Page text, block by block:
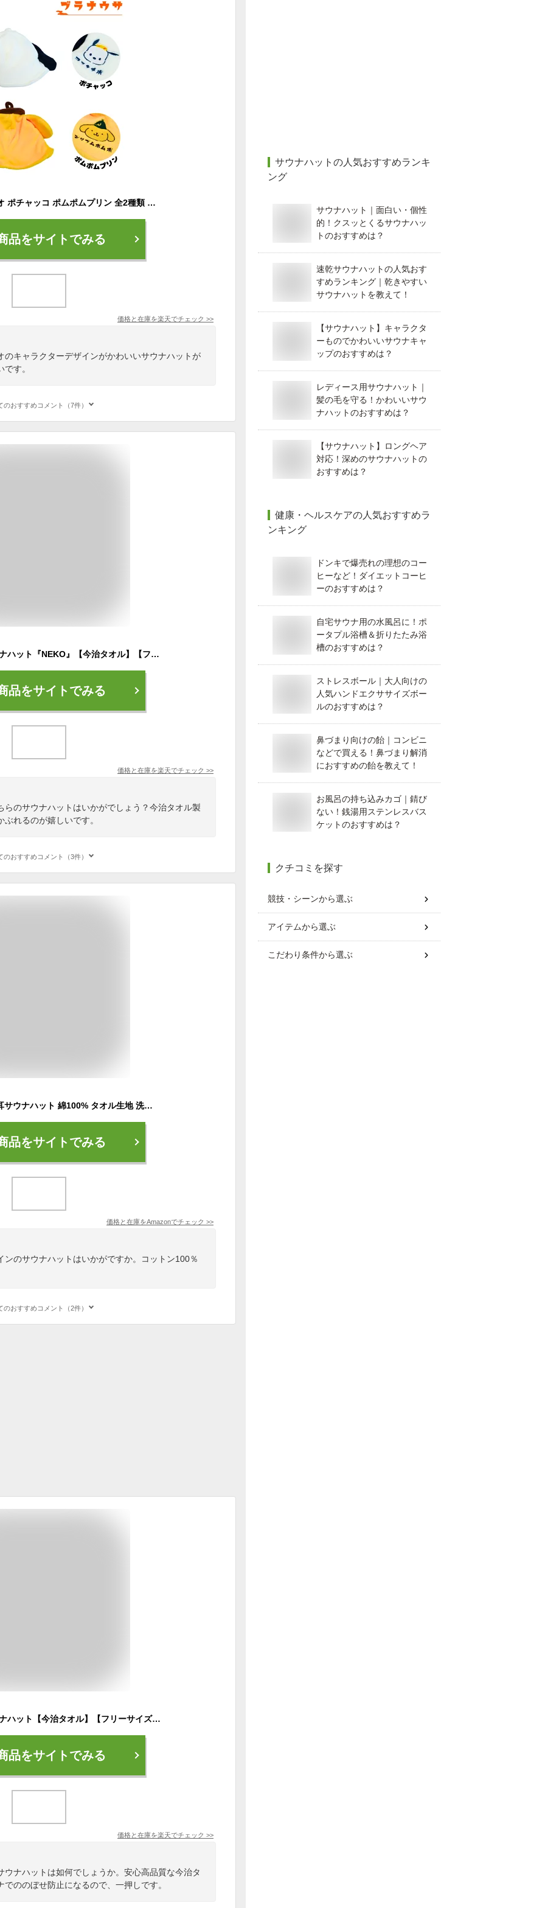
サウナハット サンリオ ポチャッコ ポムポムプリン 全2種類 サウナ キャップ サウナラブ キャラクター グッズ
品をサイトでみる
価格と在庫を楽天でチェック >>
のキャラクターデザインがかわいいサウナハットが
す。
のおすすめコメント（7件）
サウニャー×今治サウナハット『NEKO』【今治タオル】【フリーサイズ】【コンテックス社製】
品をサイトでみる
価格と在庫を楽天でチェック >>
らのサウナハットはいかがでしょう？今治タオル製
れるのが嬉しいです。
のおすすめコメント（3件）
【SENFINITY】くま耳サウナハット 綿100% タオル生地 洗濯機で洗える レディース メンズ サウナマット付き (グレージュ)
品をサイトでみる
価格と在庫をAmazonでチェック >>
ンのサウナハットはいかがですか。コットン100％
のおすすめコメント（2件）
サウニャー×今治サウナハット【今治タオル】【フリーサイズ】【コンテックス社製】
品をサイトでみる
価格と在庫を楽天でチェック >>
ナハットは如何でしょうか。安心高品質な今治タ
ののぼせ防止になるので、一押しです。
サウナハット の人気おすすめランキ
ング
サウナハット｜面白い・個性
的！クスッとくるサウナハッ
トのおすすめは？
速乾サウナハットの人気おす
すめランキング｜乾きやすい
サウナハットを教えて！
【サウナハット】キャラクタ
ーものでかわいいサウナキャ
ップのおすすめは？
レディース用サウナハット｜
髪の毛を守る！かわいいサウ
ナハットのおすすめは？
【サウナハット】ロングヘア
対応！深めのサウナハットの
おすすめは？
健康・ヘルスケアの人気おすすめラ
ンキング
ドンキで爆売れの理想のコー
ヒーなど！ダイエットコーヒ
ーのおすすめは？
自宅サウナ用の水風呂に！ポ
ータプル浴槽＆折りたたみ浴
槽のおすすめは？
ストレスボール｜大人向けの
人気ハンドエクササイズボー
ルのおすすめは？
鼻づまり向けの飴｜コンビニ
などで買える！鼻づまり解消
におすすめの飴を教えて！
お風呂の持ち込みカゴ｜錆び
ない！銭湯用ステンレスバス
ケットのおすすめは？
クチコミを探す
競技・シーンから選ぶ
アイテムから選ぶ
こだわり条件から選ぶ